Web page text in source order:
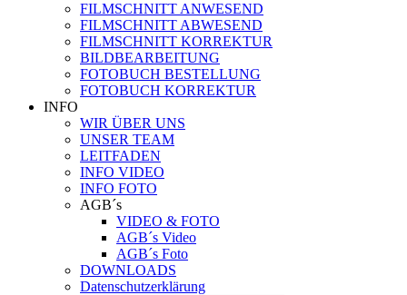
FILMSCHNITT ANWESEND
FILMSCHNITT ABWESEND
FILMSCHNITT KORREKTUR
BILDBEARBEITUNG
FOTOBUCH BESTELLUNG
FOTOBUCH KORREKTUR
INFO
WIR ÜBER UNS
UNSER TEAM
LEITFADEN
INFO VIDEO
INFO FOTO
AGB´s
VIDEO & FOTO
AGB´s Video
AGB´s Foto
DOWNLOADS
Datenschutzerklärung